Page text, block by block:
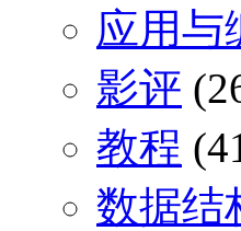
应用与
影评
教程
数据结